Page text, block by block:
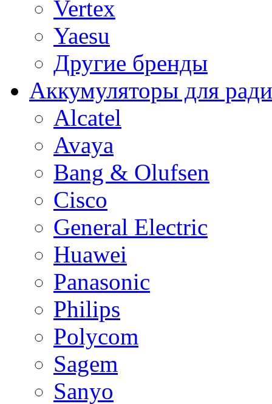
Vertex
Yaesu
Другие бренды
Аккумуляторы для
Alcatel
Avaya
Bang & Olufsen
Cisco
General Electric
Huawei
Panasonic
Philips
Polycom
Sagem
Sanyo